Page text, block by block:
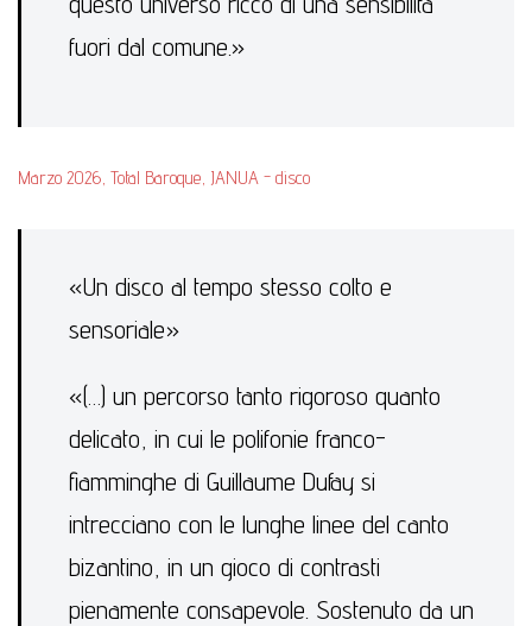
fuori dal comune.»
Marzo 2026, Total Baroque, JANUA - disco
«Un disco al tempo stesso colto e
sensoriale»
«(…) un percorso tanto rigoroso quanto
delicato, in cui le polifonie franco-
fiamminghe di Guillaume Dufay si
intrecciano con le lunghe linee del canto
bizantino, in un gioco di contrasti
pienamente consapevole. Sostenuto da un